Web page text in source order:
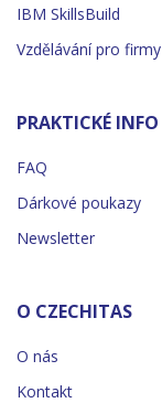
IBM SkillsBuild
Vzdělávání pro firmy
PRAKTICKÉ INFO
FAQ
Dárkové poukazy
Newsletter
O CZECHITAS
O nás
Kontakt